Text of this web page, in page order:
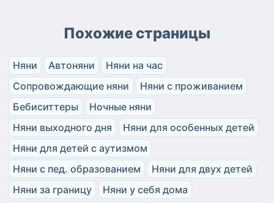
Похожие страницы
Няни Автоняни
Няни на час
Сопровождающие няни
Няни с проживанием
Бебиситтеры
Ночные няни
Няни выходного дня
Няни для особенных детей
Няни для детей с аутизмом
Няни с пед. образованием
Няни для двух детей
Няни за границу
Няни у себя дома